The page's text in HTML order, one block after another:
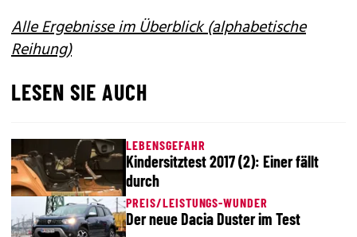
Alle Ergebnisse im Überblick (alphabetische
Reihung)
LESEN SIE AUCH
LEBENSGEFAHR
Kindersitztest 2017 (2): Einer fällt
durch
PREIS/LEISTUNGS-WUNDER
Der neue Dacia Duster im Test